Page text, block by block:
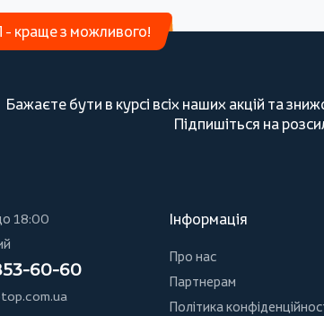
краще з можливого!
Бажаєте бути в курсі всіх наших акцій та
Підпишіться на
18:00
60-60
Інформація
Про нас
Партнерам
Політика